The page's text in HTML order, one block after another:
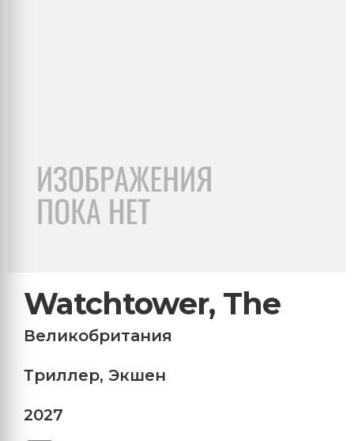
Watchtower, The
Великобритания
Триллер, Экшен
2027